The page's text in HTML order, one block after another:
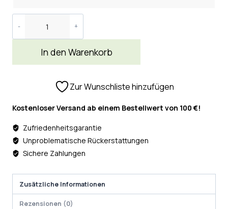
In den Warenkorb
Zur Wunschliste hinzufügen
Kostenloser Versand ab einem Bestellwert von 100 €!
Zufriedenheitsgarantie
Unproblematische Rückerstattungen
Sichere Zahlungen
Zusätzliche Informationen
Rezensionen (0)